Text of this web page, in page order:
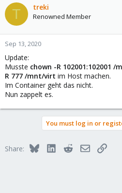
T treki
Renowned Member
Sep 13, 2020
Update:
Musste chown -R 102001:102001
R 777 /mnt/virt im Host machen.
Im Container geht das nicht.
Nun zappelt es.
You must log in or
Share: BlueskyLinkedInRedditEmailLink